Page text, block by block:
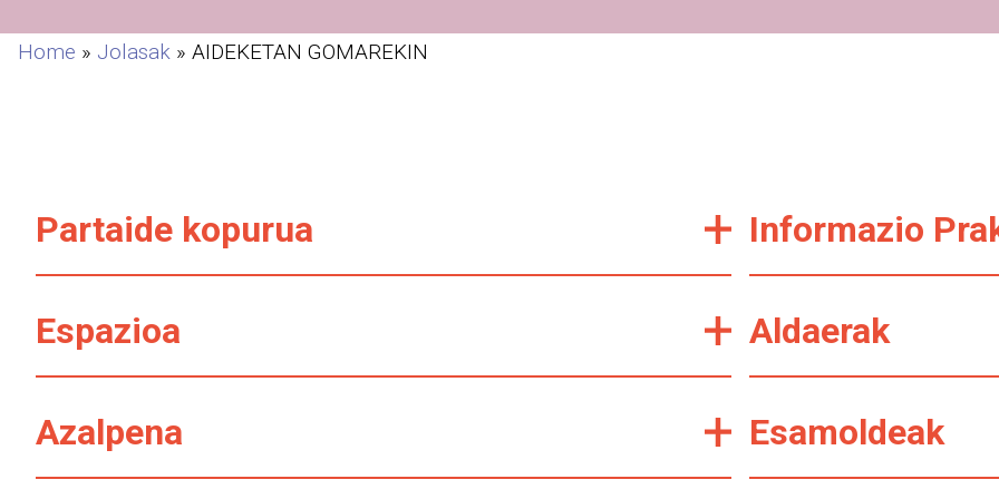
Home » Jolasak » AIDEKETAN GOMAREKIN
Partaide kopurua Informazio
Espazioa Aldaerak
Azalpena Esamoldeak